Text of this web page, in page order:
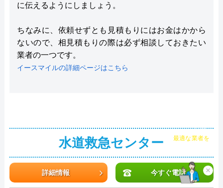
に伝えるようにしましょう。
ちなみに、依頼せずとも見積もりにはお金はかから
ないので、相見積もりの際は必ず相談しておきたい
業者の一つです。
イースマイルの詳細ページはこちら
水道救急センター
詳細情報 今すぐ電話 ×
チャット診断で
最適な業者を